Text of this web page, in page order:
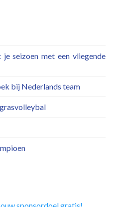
je seizoen met een vliegende
bij Nederlands team